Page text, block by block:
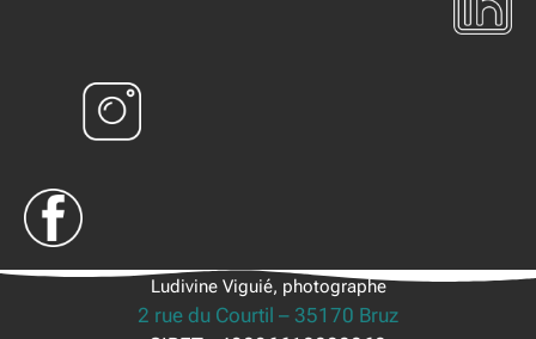
Ludivine Viguié, photographe
2 rue du Courtil – 35170 Bruz